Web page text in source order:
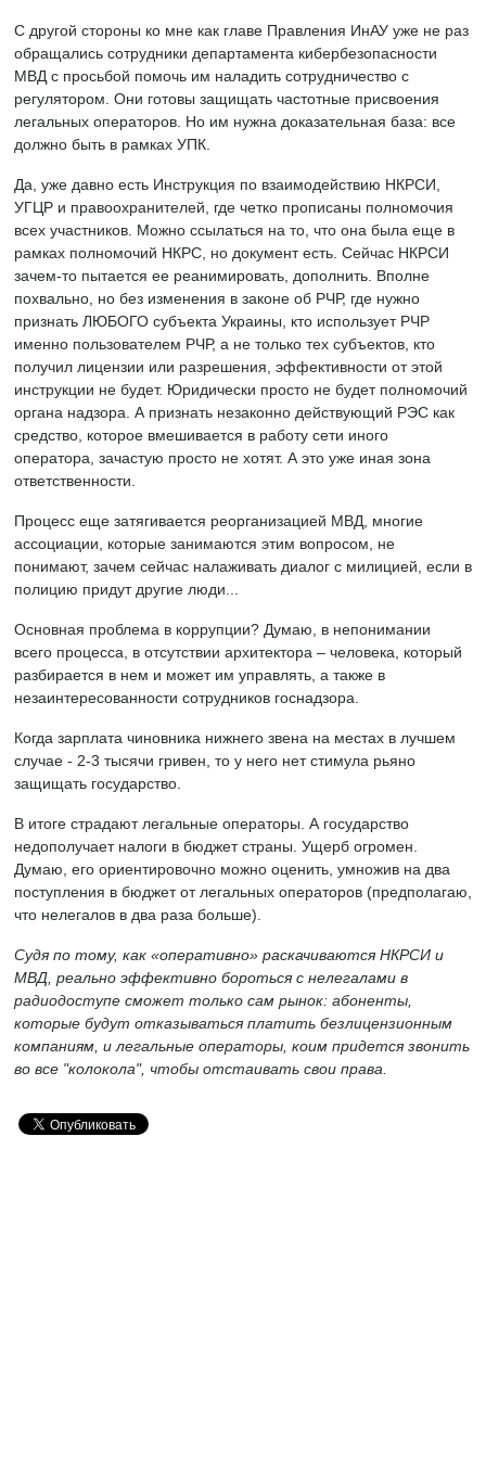
С другой стороны ко мне как главе Правления ИнАУ уже не раз
обращались сотрудники департамента кибербезопасности
МВД с просьбой помочь им наладить сотрудничество с
регулятором. Они готовы защищать частотные присвоения
легальных операторов. Но им нужна доказательная база: все
должно быть в рамках УПК.
Да, уже давно есть Инструкция по взаимодействию НКРСИ,
УГЦР и правоохранителей, где четко прописаны полномочия
всех участников. Можно ссылаться на то, что она была еще в
рамках полномочий НКРС, но документ есть. Сейчас НКРСИ
зачем-то пытается ее реанимировать, дополнить. Вполне
похвально, но без изменения в законе об РЧР, где нужно
признать ЛЮБОГО субъекта Украины, кто использует РЧР
именно пользователем РЧР, а не только тех субъектов, кто
получил лицензии или разрешения, эффективности от этой
инструкции не будет. Юридически просто не будет полномочий
органа надзора. А признать незаконно действующий РЭС как
средство, которое вмешивается в работу сети иного
оператора, зачастую просто не хотят. А это уже иная зона
ответственности.
Процесс еще затягивается реорганизацией МВД, многие
ассоциации, которые занимаются этим вопросом, не
понимают, зачем сейчас налаживать диалог с милицией, если в
полицию придут другие люди...
Основная проблема в коррупции? Думаю, в непонимании
всего процесса, в отсутствии архитектора – человека, который
разбирается в нем и может им управлять, а также в
незаинтересованности сотрудников госнадзора.
Когда зарплата чиновника нижнего звена на местах в лучшем
случае - 2-3 тысячи гривен, то у него нет стимула рьяно
защищать государство.
В итоге страдают легальные операторы. А государство
недополучает налоги в бюджет страны. Ущерб огромен.
Думаю, его ориентировочно можно оценить, умножив на два
поступления в бюджет от легальных операторов (предполагаю,
что нелегалов в два раза больше).
Судя по тому, как «оперативно» раскачиваются НКРСИ и
МВД, реально эффективно бороться с нелегалами в
радиодоступе сможет только сам рынок: абоненты,
которые будут отказываться платить безлицензионным
компаниям, и легальные операторы, коим придется звонить
во все "колокола", чтобы отстаивать свои права.